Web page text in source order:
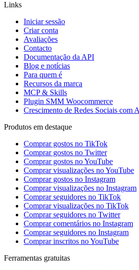
Links
Iniciar sessão
Criar conta
Avaliações
Contacto
Documentação da API
Blog e notícias
Para quem é
Recursos da marca
MCP & Skills
Plugin SMM Woocommerce
Crescimento de Redes Sociais com
Produtos em destaque
Comprar gostos no TikTok
Comprar gostos no Twitter
Comprar gostos no YouTube
Comprar visualizações no YouTube
Comprar gostos no Instagram
Comprar visualizações no Instagram
Comprar seguidores no TikTok
Comprar visualizações no TikTok
Comprar seguidores no Twitter
Comprar comentários no Instagram
Comprar seguidores no Instagram
Comprar inscritos no YouTube
Ferramentas gratuitas